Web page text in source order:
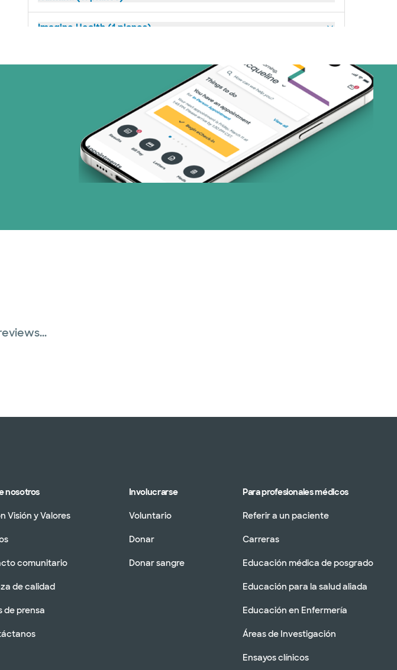
Imagine Health (1 planes)
Nebraska Furniture Mart (3 planes)
Red PHCS (1 planes)
Prism Electric (1 planes)
nosotros
Visión y Valores
comunitario
de calidad
de prensa
Involucrarse
Voluntario
Donar
Donar sangre
Para profesionales médicos
Referir a un paciente
Carreras
Educación médica de posgrado
Educación para la salud aliada
Educación en Enfermería
Áreas de Investigación
Ensayos clínicos